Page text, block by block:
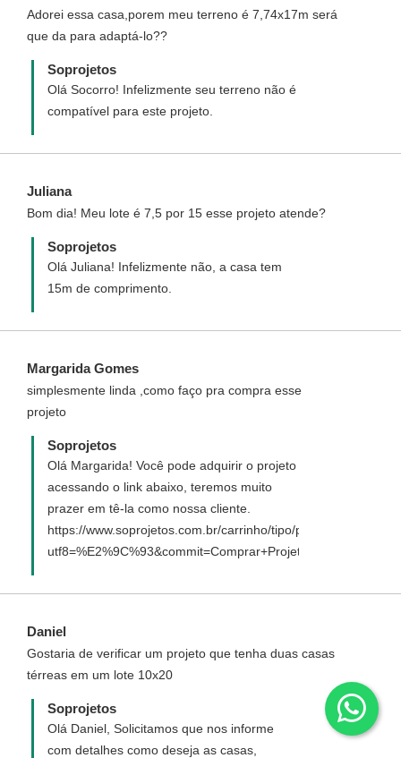
Adorei essa casa,porem meu terreno é 7,74x17m será
que da para adaptá-lo??
Soprojetos
Olá Socorro! Infelizmente seu terreno não é
compatível para este projeto.
Juliana
Bom dia! Meu lote é 7,5 por 15 esse projeto atende?
Soprojetos
Olá Juliana! Infelizmente não, a casa tem
15m de comprimento.
Margarida Gomes
simplesmente linda ,como faço pra compra esse
projeto
Soprojetos
Olá Margarida! Você pode adquirir o projeto
acessando o link abaixo, teremos muito
prazer em tê-la como nossa cliente.
https://www.soprojetos.com.br/carrinho/tipo/padrao/94?
utf8=%E2%9C%93&commit=Comprar+Projeto
Daniel
Gostaria de verificar um projeto que tenha duas casas
térreas em um lote 10x20
Soprojetos
Olá Daniel, Solicitamos que nos informe
com detalhes como deseja as casas,